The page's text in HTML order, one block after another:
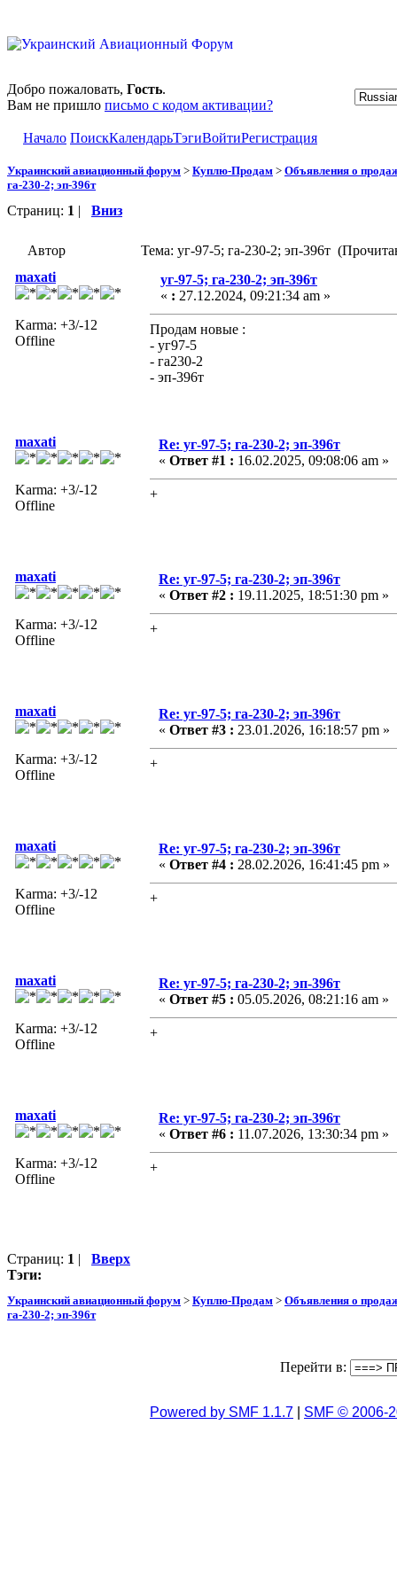
Добро пожаловать, Гость.
Вам не пришло письмо с кодом активации?
Начало ПоискКалендарьТэгиВойтиРегистрация
Украинский авиационный форум > Куплю-Продам > Объявления о
га-230-2; эп-396т
Страниц: 1 | Вниз
Автор
Тема: уг-97-5; га-230-2; эп-396т
maxati
Karma: +3/-12
Offline
уг-97-5; га-230-2; эп-396т
« : 27.12.2024, 09:21:34 am »
Продам новые :
- уг97-5
- га230-2
- эп-396т
maxati
Karma: +3/-12
Offline
Re: уг-97-5; га-230-2; эп-396т
« Ответ #1 : 16.02.2025, 09:08:06 am »
+
maxati
Karma: +3/-12
Offline
Re: уг-97-5; га-230-2; эп-396т
« Ответ #2 : 19.11.2025, 18:51:30 pm »
+
maxati
Karma: +3/-12
Offline
Re: уг-97-5; га-230-2; эп-396т
« Ответ #3 : 23.01.2026, 16:18:57 pm »
+
maxati
Karma: +3/-12
Offline
Re: уг-97-5; га-230-2; эп-396т
« Ответ #4 : 28.02.2026, 16:41:45 pm »
+
maxati
Karma: +3/-12
Offline
Re: уг-97-5; га-230-2; эп-396т
« Ответ #5 : 05.05.2026, 08:21:16 am »
+
maxati
Karma: +3/-12
Offline
Re: уг-97-5; га-230-2; эп-396т
« Ответ #6 : 11.07.2026, 13:30:34 pm »
+
Страниц: 1 | Вверх
Тэги:
Украинский авиационный форум > Куплю-Продам > Объявления о
га-230-2; эп-396т
Перейти в:
Powered by SMF 1.1.7 SMF © 2006-